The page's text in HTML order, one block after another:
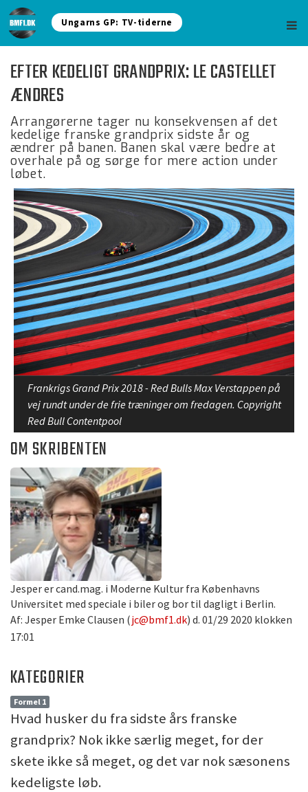
Ungarns GP: TV-tiderne
EFTER KEDELIGT GRANDPRIX: LE CASTELLET
ÆNDRES
Arrangørerne tager nu konsekvensen af det
kedelige franske grandprix sidste år og
ændrer på banen. Banen skal være bedre at
overhale på og sørge for mere action under
løbet.
Frankrigs Grand Prix 2018 - Red Bulls Max Verstappen på
vej rundt under de frie træninger om fredagen. Copyright
Red Bull Contentpool
OM SKRIBENTEN
Jesper er cand.mag. i Moderne Kultur fra Københavns
Universitet med speciale i biler og bor til dagligt i Berlin.
Af: Jesper Emke Clausen (jc@bmf1.dk) d. 01/29 2020 klokken
17:01
KATEGORIER
Formel 1
Hvad husker du fra sidste års franske
grandprix? Nok ikke særlig meget, for der
skete ikke så meget, og det var nok sæsonens
kedeligste løb.